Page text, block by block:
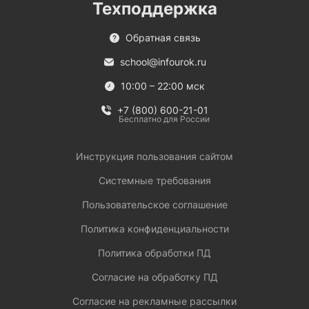
Техподдержка
Обратная связь
school@infourok.ru
10:00 – 22:00 мск
+7 (800) 600-21-01
Бесплатно для России
Инструкция пользования сайтом
Системные требования
Пользовательское соглашение
Политика конфиденциальности
Политика обработки ПД
Согласие на обработку ПД
Согласие на рекламные рассылки